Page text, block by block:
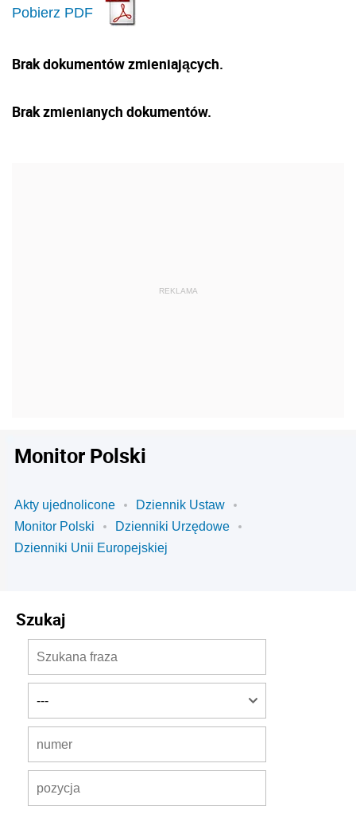
Pobierz PDF
Brak dokumentów zmieniających.
Brak zmienianych dokumentów.
Monitor Polski
Akty ujednolicone
Dziennik Ustaw
Monitor Polski
Dzienniki Urzędowe
Dzienniki Unii Europejskiej
Szukaj